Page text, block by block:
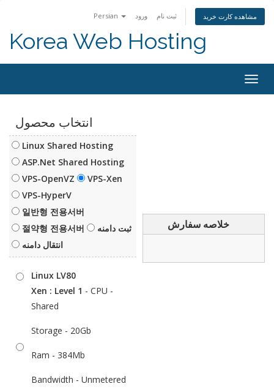
Persian ورود ثبت نام مشاهده کارت خرید
Korea Web Hosting
انتخاب محصول
Linux Shared Hosting
ASP.Net Shared Hosting
VPS-OpenVZ
VPS-Xen
VPS-HyperV
일반형 전용서버
절약형 전용서버
ثبت دامنه
انتقال دامنه
Linux LV80
Xen : Level 1 - CPU -
Shared
Storage - 20Gb
Ram - 384Mb
Bandwidth - Unmetered
خلاصه سفارش